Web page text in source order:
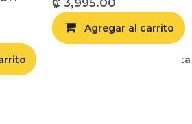
Agregar a la
Agregar al carrito